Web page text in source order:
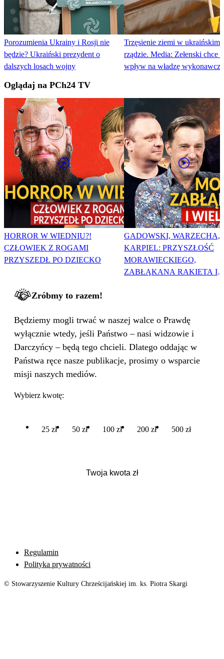
Porozumienia Ukrainy i Rosji nie
będzie? Ukraiński prezydent o
dalszych losach wojny
Trzęsienie ziemi w ukraińskim
rządzie. Media: Zełenski chce
wpływ na władzę wykonawczą
Oglądaj na PCh24 TV
HORROR W WIEDNIU?!
CZŁOWIEK Z ROGAMI
PRZYSZEDŁ PO DZIECKO
GADOWSKI, WARZECHA,
KARPIEL: PRZYSZŁOŚĆ
MORAWIECKIEGO,
ZABŁĄKANA RAKIETA I
Zróbmy to razem!
Będziemy mogli trwać w naszej walce o Prawdę
wyłącznie wtedy, jeśli Państwo – nasi widzowie i
Darczyńcy – będą tego chcieli. Dlatego oddając w
Państwa ręce nasze publikacje, prosimy o wsparcie
misji naszych mediów.
Wybierz kwotę:
25 zł 50 zł 100 zł 200 zł 500 zł
Regulamin
Polityka prywatności
© Stowarzyszenie Kultury Chrześcijańskiej im. ks. Piotra Skargi